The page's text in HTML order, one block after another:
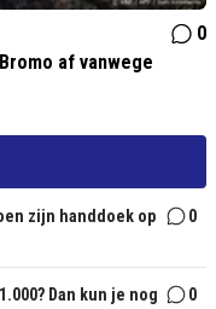
0
af vanwege
zijn handdoek op
0
Dan kun je nog
0